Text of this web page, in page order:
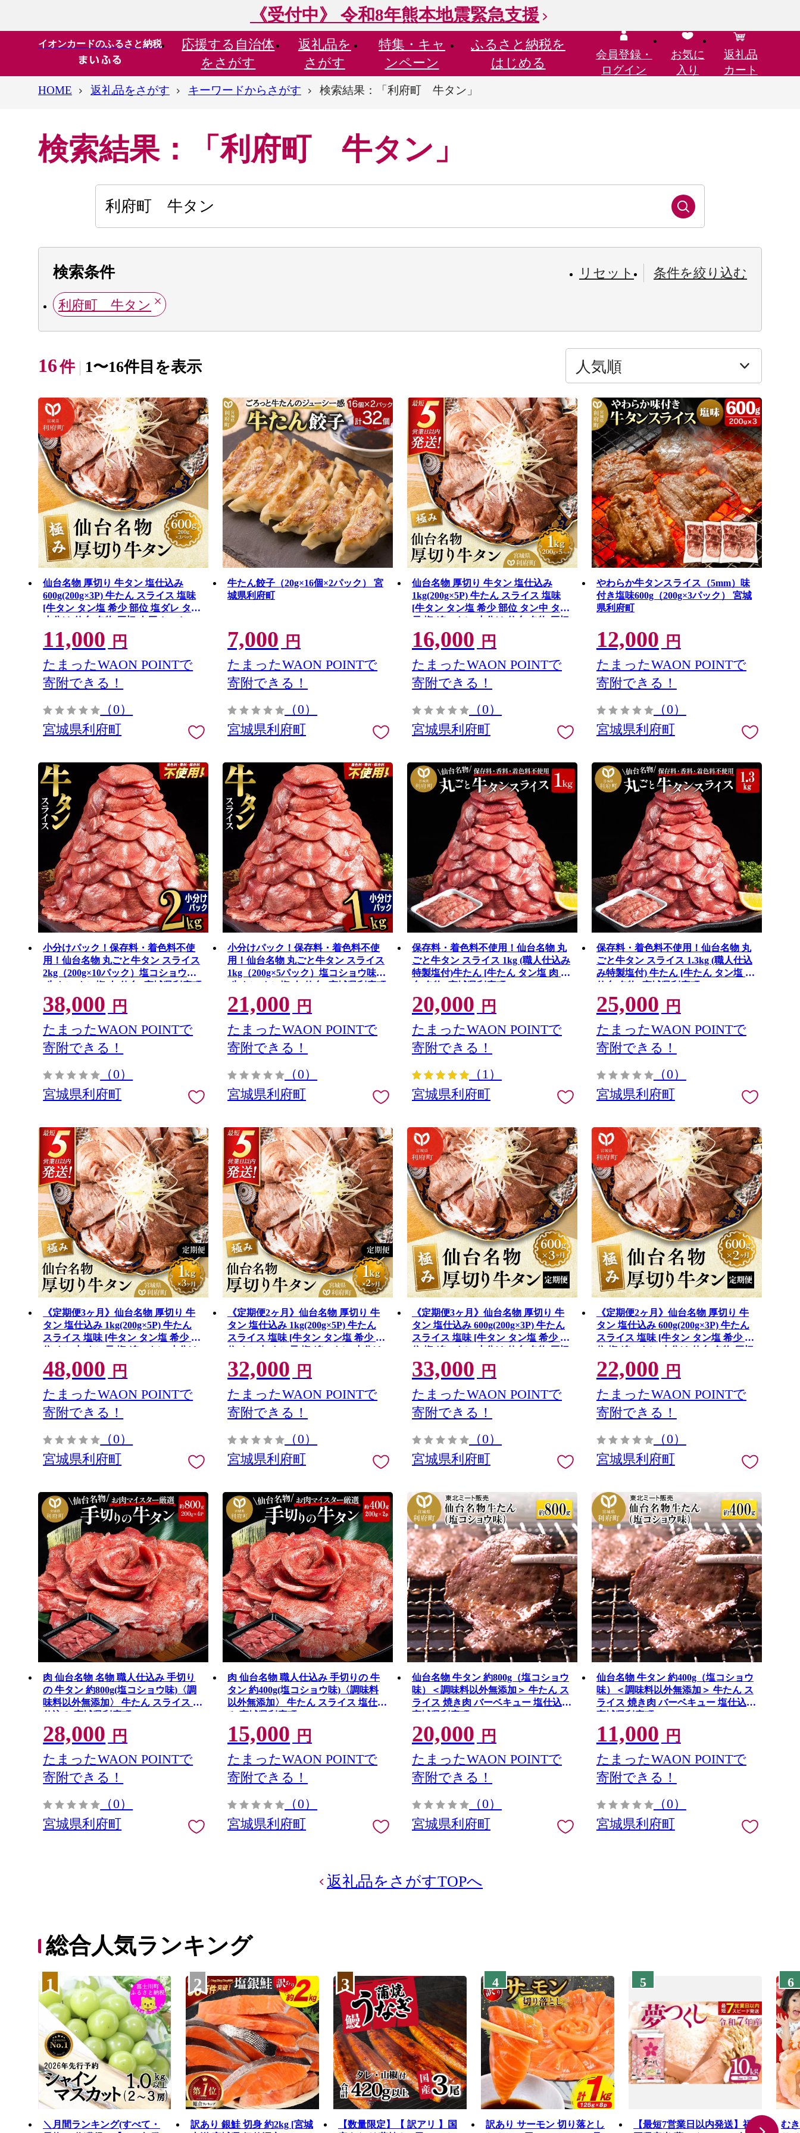
《受付中》 令和8年熊本地震緊急支援
イオンカードのふるさと納税 応援する 自治体
をさがす
返礼品を
さがす
特集・ キャ
ンペーン
ふるさと納税を
はじめる
会員登録・
ログイン
お気に
入り
返礼品
カート
HOME
返礼品をさがす キーワードからさがす 検索結果：「利府町 牛タン」
検索結果：「利府町 牛タン」
検索条件 リセット 条件を絞り込む
利府町 牛タン
16件 1〜16件目を表示
仙台名物 厚切り 牛タン 塩仕込み
600g(200g×3P) 牛たん スライス 塩味
[牛タン タン塩 希少 部位 塩ダレ タレ
小分け 仙台 名物 厚切 肉厚 おいしい
美味 牛 肉 焼肉 バーベキュー BBQ 宮
城県 利府町 船田食品] 宮城県利府町
11,000 円
たまったWAON POINTで
寄附できる！
（0）
宮城県利府町
牛たん餃子（20g×16個×2パック） 宮
城県利府町
7,000 円
たまったWAON POINTで
寄附できる！
（0）
宮城県利府町
仙台名物 厚切り 牛タン 塩仕込み
1kg(200g×5P) 牛たん スライス 塩味
[牛タン タン塩 希少 部位 タン中 タン
元 塩ダレ タレ 小分け 仙台 名物 厚切
肉厚 おいしい 美味 牛 肉 焼肉 バーベ
キュー BBQ 宮城県 利府町 船田食品]
宮城県利府町
16,000 円
たまったWAON POINTで
寄附できる！
（0）
宮城県利府町
やわらか牛タンスライス（5mm）味
付き塩味600g（200g×3パック） 宮城
県利府町
12,000 円
たまったWAON POINTで
寄附できる！
（0）
宮城県利府町
小分けパック！保存料・着色料不使
用！仙台名物 丸ごと牛タン スライス
2kg（200g×10パック）塩コショウ味
[牛タン タン塩 肉 仙台] 宮城県利府町
38,000 円
たまったWAON POINTで
寄附できる！
（0）
宮城県利府町
小分けパック！保存料・着色料不使
用！仙台名物 丸ごと牛タン スライス
1kg（200g×5パック）塩コショウ味
[牛タン タン塩 肉 仙台] 宮城県利府町
21,000 円
たまったWAON POINTで
寄附できる！
（0）
宮城県利府町
保存料・着色料不使用！仙台名物 丸
ごと牛タン スライス 1kg (職人仕込み
特製塩付)牛たん [牛たん タン塩 肉 仙
台 名物] 宮城県利府町
20,000 円
たまったWAON POINTで
寄附できる！
（1）
宮城県利府町
保存料・着色料不使用！仙台名物 丸
ごと牛タン スライス 1.3kg (職人仕込
み特製塩付) 牛たん [牛たん タン塩 肉
仙台 名物] 宮城県利府町
25,000 円
たまったWAON POINTで
寄附できる！
（0）
宮城県利府町
《定期便3ヶ月》仙台名物 厚切り 牛
タン 塩仕込み 1kg(200g×5P) 牛たん
スライス 塩味 [牛タン タン塩 希少 部
位 タン中 タン元 塩ダレ タレ 小分け
仙台 名物 厚切 肉厚 おいしい 美味 牛
肉 焼肉 バーベキュー BBQ 宮城県 利
府町 船田食品] 宮城県利府町
48,000 円
たまったWAON POINTで
寄附できる！
（0）
宮城県利府町
《定期便2ヶ月》仙台名物 厚切り 牛
タン 塩仕込み 1kg(200g×5P) 牛たん
スライス 塩味 [牛タン タン塩 希少 部
位 タン中 タン元 塩ダレ タレ 小分け
仙台 名物 厚切 肉厚 おいしい 美味 牛
肉 焼肉 バーベキュー BBQ 宮城県 利
府町 船田食品] 宮城県利府町
32,000 円
たまったWAON POINTで
寄附できる！
（0）
宮城県利府町
《定期便3ヶ月》仙台名物 厚切り 牛
タン 塩仕込み 600g(200g×3P) 牛たん
スライス 塩味 [牛タン タン塩 希少 部
位 塩ダレ タレ 小分け 仙台 名物 厚切
肉厚 おいしい 美味 牛 肉 焼肉 バーベ
キュー BBQ 宮城県 利府町 船田食品]
宮城県利府町
33,000 円
たまったWAON POINTで
寄附できる！
（0）
宮城県利府町
《定期便2ヶ月》仙台名物 厚切り 牛
タン 塩仕込み 600g(200g×3P) 牛たん
スライス 塩味 [牛タン タン塩 希少 部
位 塩ダレ タレ 小分け 仙台 名物 厚切
肉厚 おいしい 美味 牛 肉 焼肉 バーベ
キュー BBQ 宮城県 利府町 船田食品]
宮城県利府町
22,000 円
たまったWAON POINTで
寄附できる！
（0）
宮城県利府町
肉 仙台名物 名物 職人仕込み 手切り
の 牛タン 約800g(塩コショウ味)〈調
味料以外無添加〉 牛たん スライス 塩
仕込み 宮城県利府町
28,000 円
たまったWAON POINTで
寄附できる！
（0）
宮城県利府町
肉 仙台名物 職人仕込み 手切りの 牛
タン 約400g(塩コショウ味)〈調味料
以外無添加〉 牛たん スライス 塩仕込
み 宮城県利府町
15,000 円
たまったWAON POINTで
寄附できる！
（0）
宮城県利府町
仙台名物 牛タン 約800g（塩コショウ
味）＜調味料以外無添加＞ 牛たん ス
ライス 焼き肉 バーベキュー 塩仕込み
宮城県利府町
20,000 円
たまったWAON POINTで
寄附できる！
（0）
宮城県利府町
仙台名物 牛タン 約400g（塩コショウ
味）＜調味料以外無添加＞ 牛たん ス
ライス 焼き肉 バーベキュー 塩仕込み
宮城県利府町
11,000 円
たまったWAON POINTで
寄附できる！
（0）
宮城県利府町
返礼品をさがすTOPへ
総合人気ランキング
1
＼月間ランキング(すべて・
2
訳あり 銀鮭 切身 約2kg [宮城
3
【数量限定】【 訳アリ 】国
4
訳あり サーモン 切り落とし
5
【最短7営業日以内発送】福
6
む